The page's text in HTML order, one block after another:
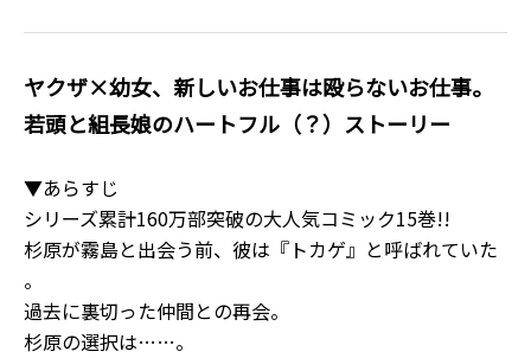
ヤクザ×幼女、新しいお仕事は殴らないお仕事。
若頭と組長娘のハートフル（？）ストーリー
▼あらすじ
シリーズ累計160万部突破の大人気コミック15巻!!
杉原が霧島と出会う前、彼は『トカゲ』と呼ばれていた
――。
過去に裏切った仲間との再会。
杉原の選択は……。